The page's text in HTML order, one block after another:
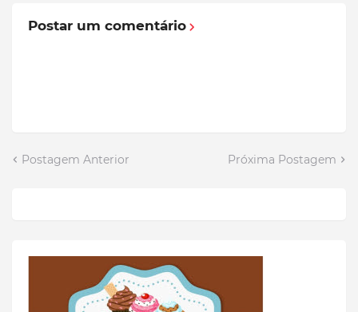
Postar um comentário
Postagem Anterior Próxima Postagem